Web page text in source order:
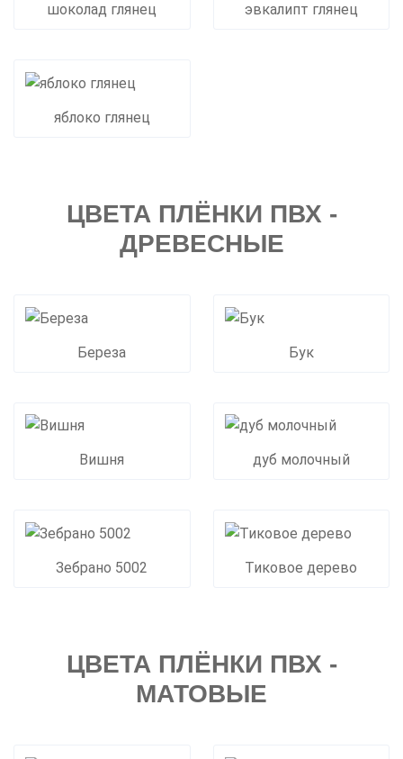
шоколад глянец эвкалипт глянец
яблоко глянец
ЦВЕТА ПЛЁНКИ ПВХ -
ДРЕВЕСНЫЕ
Береза Бук
Вишня дуб молочный
Зебрано 5002 Тиковое дерево
ЦВЕТА ПЛЁНКИ ПВХ -
МАТОВЫЕ